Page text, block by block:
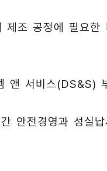
제조 공정에 필요
앤 서비스(DS&S)
안전경영과 성실